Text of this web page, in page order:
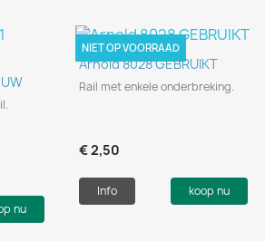
nu
Arnold 8028 GEBRUIKT
Rail met enkele onderbreking.
€ 2,50
Info koop nu
NIET OP VOORRAAD